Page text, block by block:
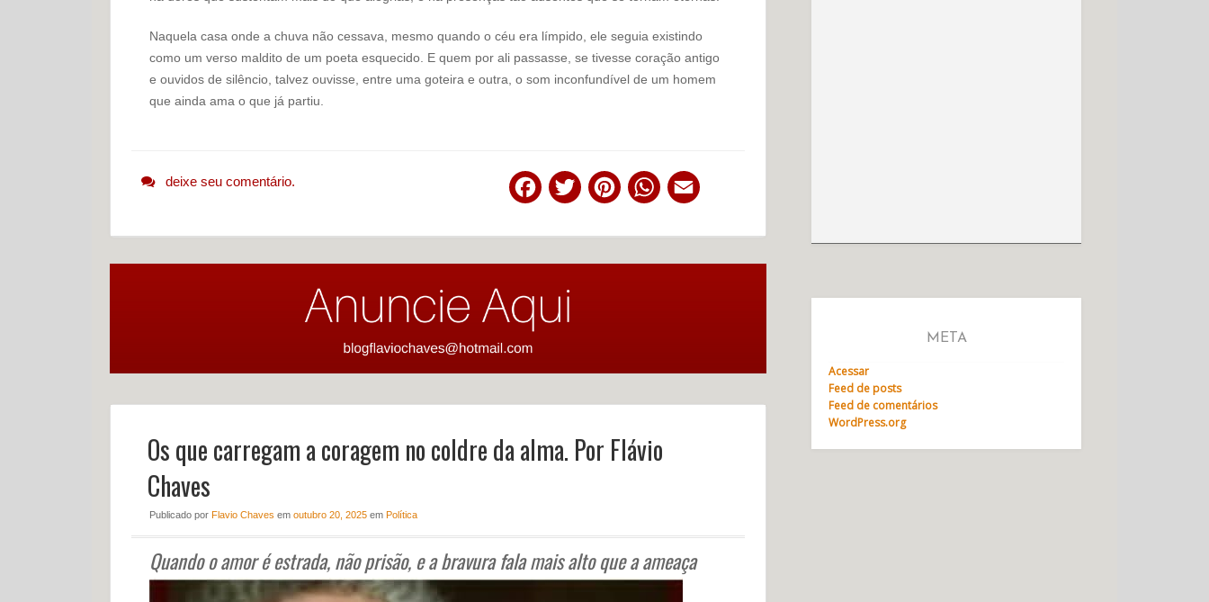
Naquela casa onde a chuva não cessava, mesmo quando o céu era límpido, ele seguia existindo
como um verso maldito de um poeta esquecido. E quem por ali passasse, se tivesse coração antigo
e ouvidos de silêncio, talvez ouvisse, entre uma goteira e outra, o som inconfundível de um homem
que ainda ama o que já partiu.
deixe seu comentário.
Facebook
Twitter PinterestWhatsApp
Os que carregam a coragem no coldre da alma. Por Flávio
Chaves
Publicado por Flavio Chaves em outubro 20, 2025em Política
Quando o amor é estrada, não prisão, e a bravura fala mais alto que a ameaça
META
Acessar
Feed de posts
Feed de comentários
WordPress.org